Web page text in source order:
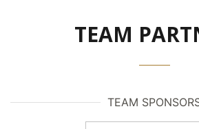
TEAM
TEAM